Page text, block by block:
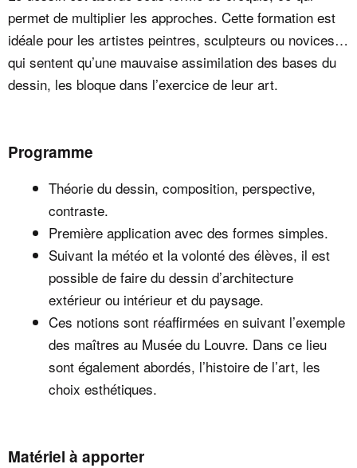
permet de multiplier les approches. Cette formation est
idéale pour les artistes peintres, sculpteurs ou novices…
qui sentent qu’une mauvaise assimilation des bases du
dessin, les bloque dans l’exercice de leur art.
Programme
Théorie du dessin, composition, perspective,
contraste.
Première application avec des formes simples.
Suivant la météo et la volonté des élèves, il est
possible de faire du dessin d’architecture
extérieur ou intérieur et du paysage.
Ces notions sont réaffirmées en suivant l’exemple
des maîtres au Musée du Louvre. Dans ce lieu
sont également abordés, l’histoire de l’art, les
choix esthétiques.
Matériel à apporter